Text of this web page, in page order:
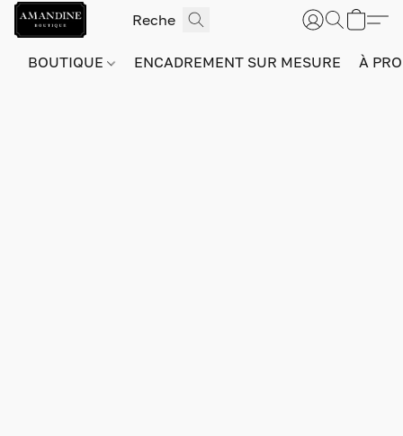
BOUTIQUE ENCADREMENT SUR MESURE À